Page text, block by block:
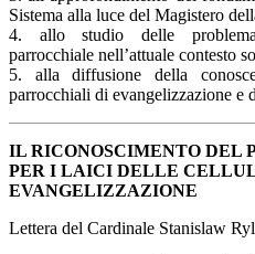
Sistema alla luce del Magistero
4. allo studio delle
parrocchiale nell’attuale contesto
5. alla diffusione della
parrocchiali di evangelizzazione e
IL RICONOSCIMENTO DEL
PER I LAICI DELLE
EVANGELIZZAZIONE
Lettera del Cardinale Stanislaw